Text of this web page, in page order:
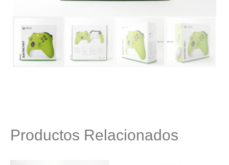
Productos Relacionados